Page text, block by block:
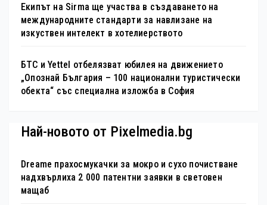
Екипът на Sirma ще участва в създаването на
международните стандарти за навлизане на
изкуствен интелект в хотелиерството
БТС и Yettel отбелязват юбилея на движението
„Опознай България – 100 национални туристически
обекта“ със специална изложба в София
Най-новото от Pixelmedia.bg
Dreame прахосмукачки за мокро и сухо почистване
надхвърлиха 2 000 патентни заявки в световен
мащаб